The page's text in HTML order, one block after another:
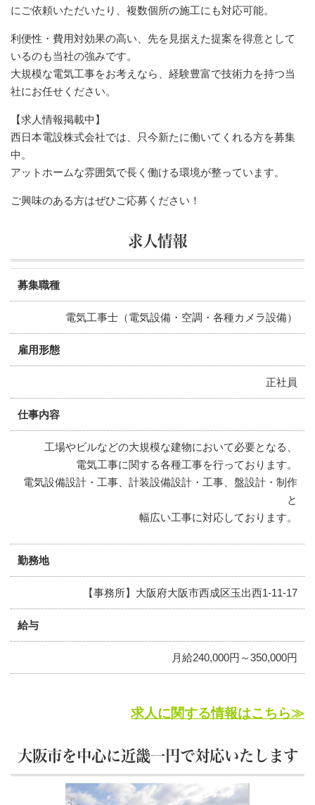
にご依頼いただいたり、複数個所の施工にも対応可能。
利便性・費用対効果の高い、先を見据えた提案を得意として
いるのも当社の強みです。
大規模な電気工事をお考えなら、経験豊富で技術力を持つ当
社にお任せください。
【求人情報掲載中】
西日本電設株式会社では、只今新たに働いてくれる方を募集
中。
アットホームな雰囲気で長く働ける環境が整っています。
ご興味のある方はぜひご応募ください！
求人情報
募集職種
電気工事士（電気設備・空調・各種カメラ設備）
雇用形態
正社員
仕事内容
工場やビルなどの大規模な建物において必要となる、
電気工事に関する各種工事を行っております。
電気設備設計・工事、計装設備設計・工事、盤設計・制作
と
幅広い工事に対応しております。
勤務地
【事務所】大阪府大阪市西成区玉出西1-11-17
給与
月給240,000円～350,000円
求人に関する情報はこちら≫
大阪市を中心に近畿一円で対応いたします